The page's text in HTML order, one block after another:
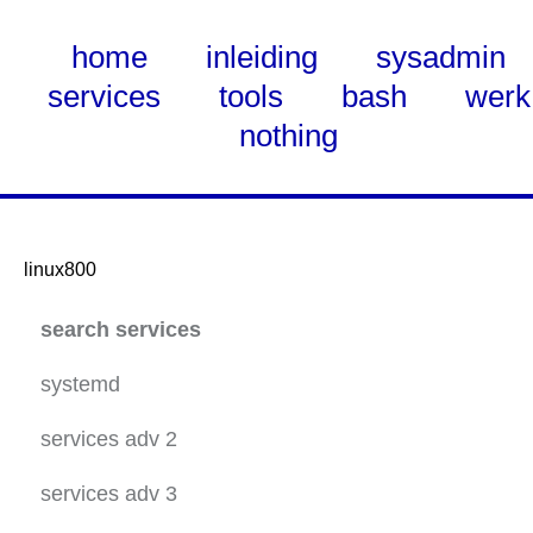
home inleiding
sysadmin
services
tools bash
werk
nothing
linux800
Content
search services
systemd
services adv 2
ubuntu 20.04 static net
services adv 3